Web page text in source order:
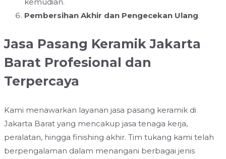
Pembersihan Akhir dan Pengecekan Ulang
Jasa Pasang Keramik Jakarta
Barat Profesional dan
Terpercaya
Kami menawarkan layanan jasa pasang keramik di
Jakarta Barat yang mencakup jasa tenaga kerja,
peralatan, hingga finishing akhir. Tim tukang kami telah
berpengalaman dalam menangani berbagai jenis